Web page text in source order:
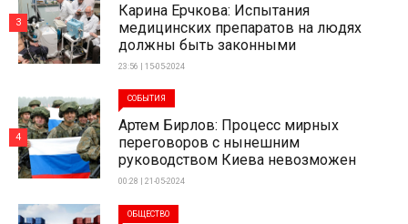
Карина Ерчкова: Испытания
медицинских препаратов на людях
должны быть законными
23:56 | 15-05-2024
3
СОБЫТИЯ
Артем Бирлов: Процесс мирных
переговоров с нынешним
руководством Киева невозможен
00:28 | 21-05-2024
4
ОБЩЕСТВО